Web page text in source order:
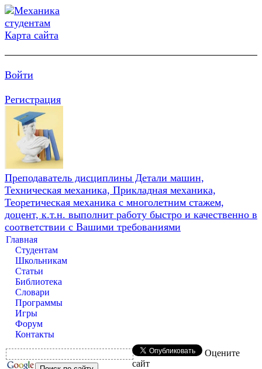
Карта сайта
Войти
Регистрация
Преподаватель дисциплины Детали машин,
Техническая механика, Прикладная механика,
Теоретическая механика с многолетним стажем,
доцент, к.т.н. выполнит работу быстро и качественно в
соответствии с Вашими требованиями
Главная
Студентам
Школьникам
Статьи
Библиотека
Словари
Программы
Игры
Форум
Контакты
Оцените
сайт